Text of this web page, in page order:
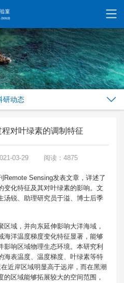
研动态
对叶绿素的调制特征
03-29 阅读：4875
Remote Sensing发表文章，详述了
变化特征及其对叶绿素的影响。文
汤锐、助理研究员于溢、博士后季
域，并向东延伸影响大洋海域，
海洋温度梯度变化特征显著，能够
影响区域物理生态环境。本研究利
海表温度、温度梯度、叶绿素等特
近岸区域明显高于远岸，而在黑潮
区域能够拓展较大的空间范围，